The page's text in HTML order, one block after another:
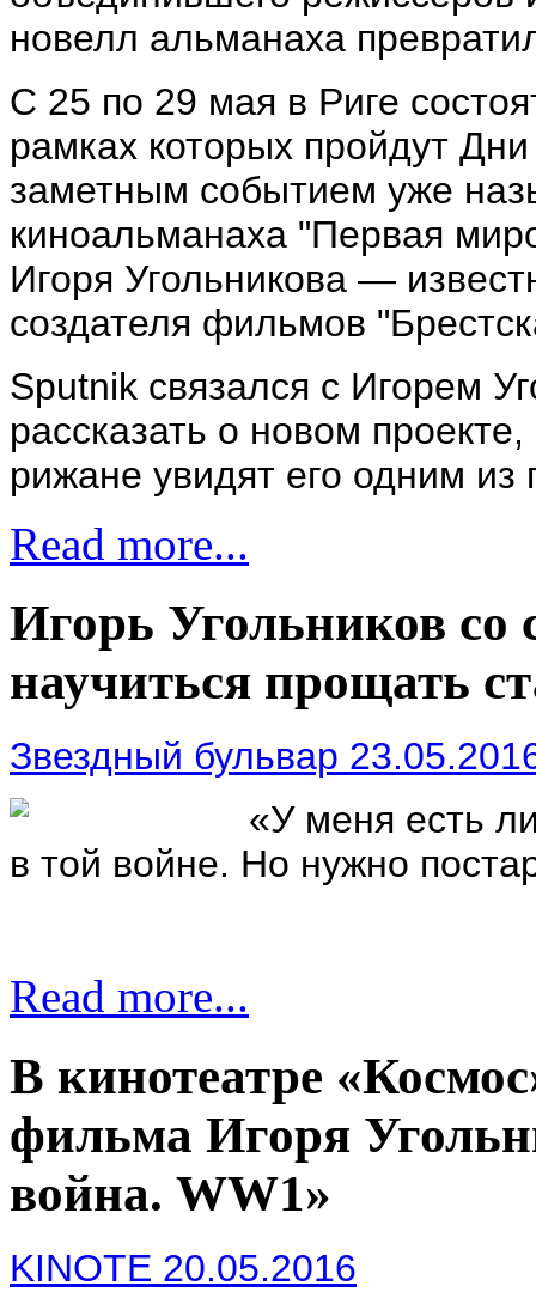
новелл альманаха
С 25 по 29 мая в Риге
рамках которых пройдут
заметным событием уже
киноальманаха "Первая
Игоря Угольникова —
создателя фильмов
Sputnik связался с Игорем
рассказать о новом
рижане увидят его одним
Read more...
Игорь Угольников со
научиться прощать
Звездный бульвар
«У меня есть
в той войне. Но нужно
Read more...
В кинотеатре
фильма Игоря
война. WW1»
KINOTE 20.05.2016